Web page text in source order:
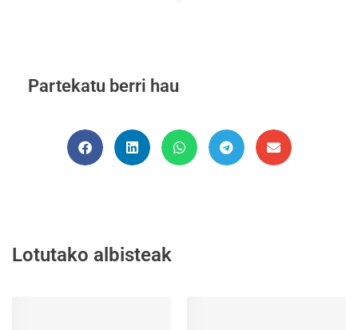
Partekatu berri hau
Lotutako albisteak